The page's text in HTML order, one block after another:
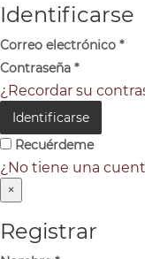
Identificarse
Correo electrónico *
Contraseña *
¿Recordar su
Identificarse
Recuérdeme
¿No tiene una
×
Registrar